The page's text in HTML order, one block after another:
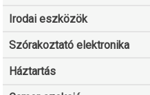
Irodai eszközök
Szórakoztató elektronika
Háztartás